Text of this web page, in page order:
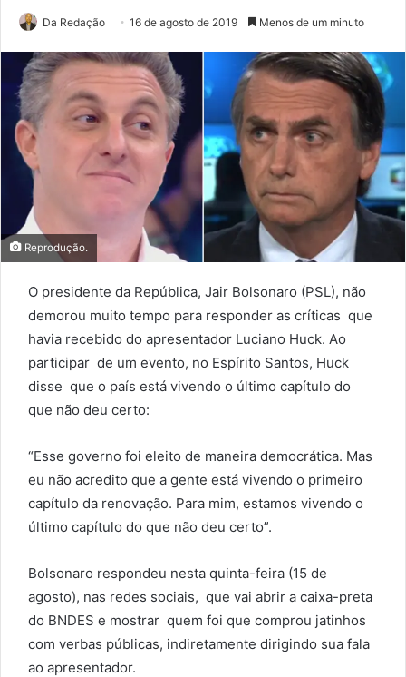
Da Redação 16 de agosto de 2019 Menos de um minuto
Reprodução.
O presidente da República, Jair Bolsonaro (PSL), não
demorou muito tempo para responder as críticas que
havia recebido do apresentador Luciano Huck. Ao
participar de um evento, no Espírito Santos, Huck
disse que o país está vivendo o último capítulo do
que não deu certo:
“Esse governo foi eleito de maneira democrática. Mas
eu não acredito que a gente está vivendo o primeiro
capítulo da renovação. Para mim, estamos vivendo o
último capítulo do que não deu certo”.
Bolsonaro respondeu nesta quinta-feira (15 de
agosto), nas redes sociais, que vai abrir a caixa-preta
do BNDES e mostrar quem foi que comprou jatinhos
com verbas públicas, indiretamente dirigindo sua fala
ao apresentador.